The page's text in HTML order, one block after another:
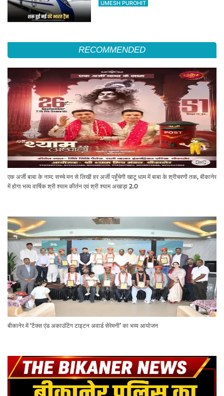
UMESH PUROHIT
RECOMMENDED
एक अर्जी बाबा के नाम: सच्चे मन से लिखी हर अर्जी पहुँचेगी खाटू धाम में बाबा के श्रीचरणों तक, बीकानेर
में होगा भव्य वार्षिक श्री श्याम कीर्तन एवं श्री श्याम अखाड़ा 2.0
बीकानेर में ‘टैक्स एंड अकाउंटिंग टाइटन अवार्ड सेरेमनी’ का भव्य आयोजन